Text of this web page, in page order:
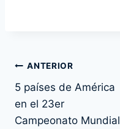
Navegación
de
entradas
ANTERIOR
5 países de América
en el 23er
Campeonato Mundial